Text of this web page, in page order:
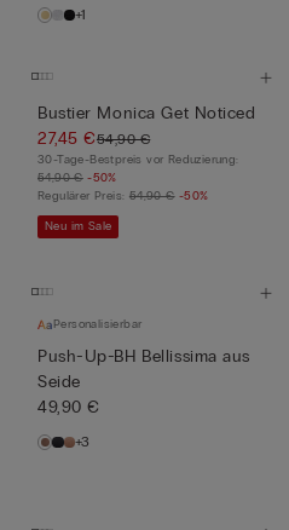
+1
Bustier Monica Get Noticed
27,45 €54,90 €
30-Tage-Bestpreis vor Reduzierung:
54,90 € -50%
Regulärer Preis: 54,90 € -50%
Neu im Sale
Personalisierbar
Push-Up-BH Bellissima aus
Seide
49,90 €
+3